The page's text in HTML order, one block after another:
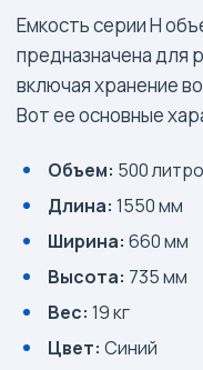
Емкость серии H
предназначена для
включая хранение
Вот ее основные
Объем: 500
Длина: 1550 мм
Ширина: 660 мм
Высота: 735 мм
Вес: 19 кг
Цвет: Синий